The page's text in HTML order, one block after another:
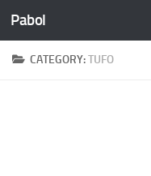
Skip to content
Pabol
CATEGORY:TUFO